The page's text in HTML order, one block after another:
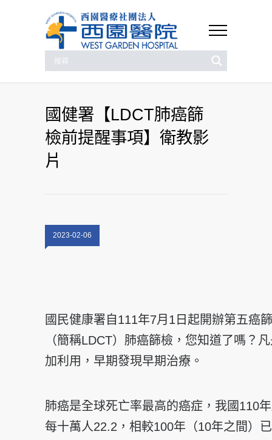
國健署【LDCT肺癌篩
檢前提醒事項】衛教影
片
2023-02-06
國民健康署自111年7月1日起開辦第五癌
（簡稱LDCT）肺癌篩檢，您知道了嗎？
加利用，早期發現早期治療。
肺癌是全球死亡率最高的癌症，我國110
每十萬人22.2，相較100年（10年之間）